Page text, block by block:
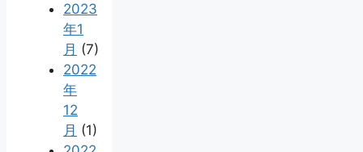
2023
年1
月 (7)
2022
年
12
月 (1)